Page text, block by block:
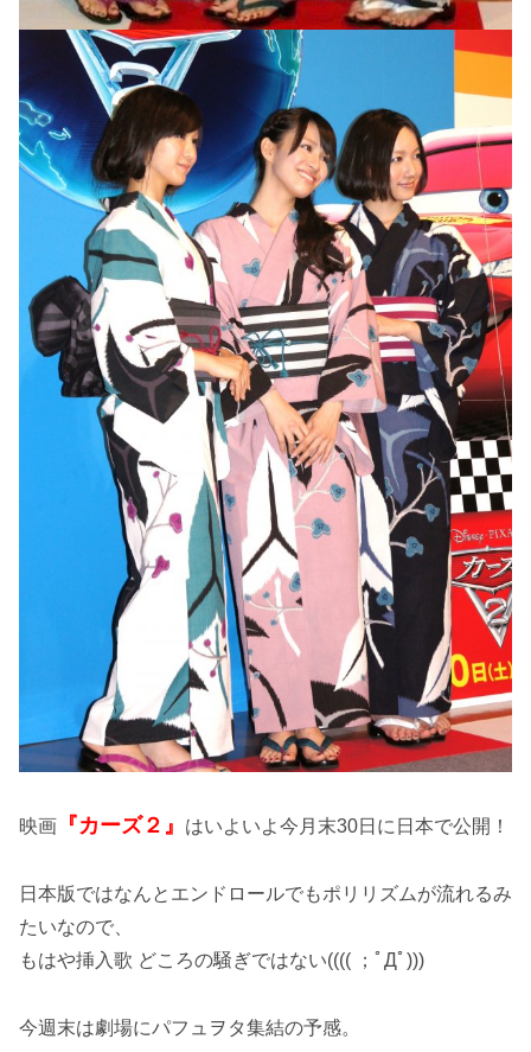
映画 『カーズ２』 はいよいよ今月末30日に日本で公開！
日本版ではなんとエンドロールでもポリリズムが流れるみ
たいなので、
もはや挿入歌 どころの騒ぎではない(((( ；ﾟДﾟ)))
今週末は劇場にパフュヲタ集結の予感。